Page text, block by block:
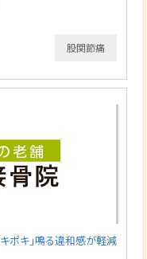
股関節痛
ポキ」鳴る違和感が軽減